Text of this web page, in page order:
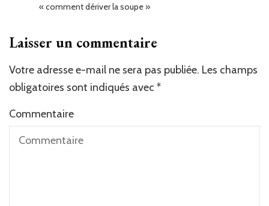
« comment dériver la soupe »
Laisser un commentaire
Votre adresse e-mail ne sera pas publiée. Les champs
obligatoires sont indiqués avec *
Commentaire